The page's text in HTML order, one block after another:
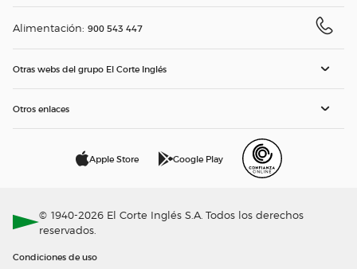
Alimentación: 900 543 447
Otras webs del grupo El Corte Inglés
Otros enlaces
Apple Store Google Play
© 1940-2026 El Corte Inglés S.A. Todos los derechos
reservados.
Condiciones de uso